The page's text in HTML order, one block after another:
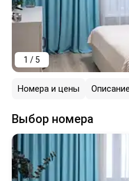
1 / 5
Номера и цены
Выбор номера